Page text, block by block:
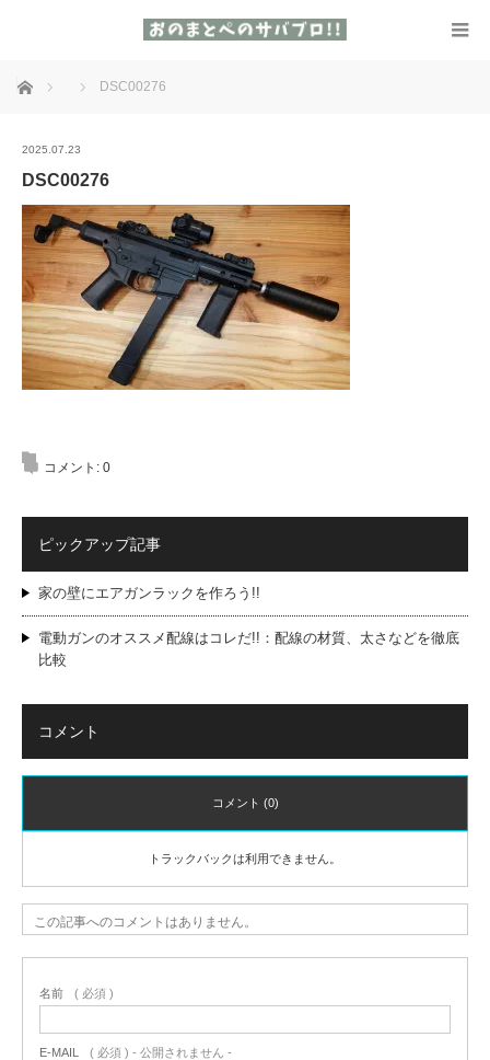
ホーム DSC00276
2025.07.23
DSC00276
コメント: 0
ピックアップ記事
家の壁にエアガンラックを作ろう!!
電動ガンのオススメ配線はコレだ!!：配線の材質、太さなどを徹底
比較
コメント
コメント (0)
トラックバックは利用できません。
この記事へのコメントはありません。
名前 ( 必須 )
E-MAIL ( 必須 ) - 公開されません -